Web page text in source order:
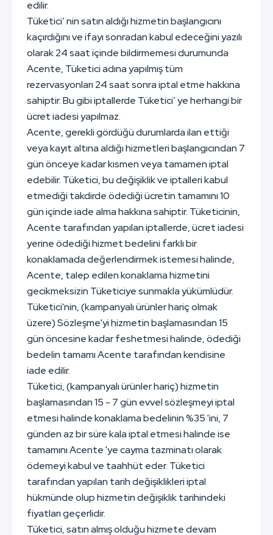
edilir.
Tüketici’ nin satın aldığı hizmetin başlangıcını
kaçırdığını ve ifayı sonradan kabul edeceğini yazılı
olarak 24 saat içinde bildirmemesi durumunda
Acente, Tüketici adına yapılmış tüm
rezervasyonları 24 saat sonra iptal etme hakkına
sahiptir. Bu gibi iptallerde Tüketici’ ye herhangi bir
ücret iadesi yapılmaz.
Acente, gerekli gördüğü durumlarda ilan ettiği
veya kayıt altına aldığı hizmetleri başlangıcından 7
gün önceye kadar kısmen veya tamamen iptal
edebilir. Tüketici, bu değişiklik ve iptalleri kabul
etmediği takdirde ödediği ücretin tamamını 10
gün içinde iade alma hakkına sahiptir. Tüketicinin,
Acente tarafından yapılan iptallerde, ücret iadesi
yerine ödediği hizmet bedelini farklı bir
konaklamada değerlendirmek istemesi halinde,
Acente, talep edilen konaklama hizmetini
gecikmeksizin Tüketiciye sunmakla yükümlüdür.
Tüketici'nin, (kampanyalı ürünler hariç olmak
üzere) Sözleşme'yi hizmetin başlamasından 15
gün öncesine kadar feshetmesi halinde, ödediği
bedelin tamamı Acente tarafından kendisine
iade edilir.
Tüketici, (kampanyalı ürünler hariç) hizmetin
başlamasından 15 - 7 gün evvel sözleşmeyi iptal
etmesi halinde konaklama bedelinin %35 'ini, 7
günden az bir süre kala iptal etmesi halinde ise
tamamını Acente 'ye cayma tazminatı olarak
ödemeyi kabul ve taahhüt eder. Tüketici
tarafından yapılan tarih değişiklikleri iptal
hükmünde olup hizmetin değişiklik tarihindeki
fiyatları geçerlidir.
Tüketici, satın almış olduğu hizmete devam